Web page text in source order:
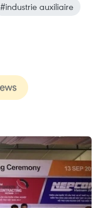
#industrie auxiliaire